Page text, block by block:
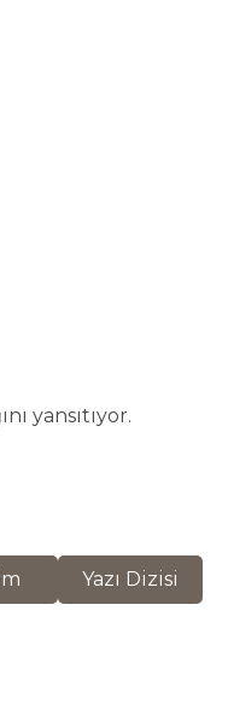
yansıtıyor.
Yazı Dizisi